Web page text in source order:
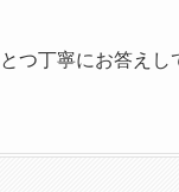
つ丁寧にお答えし